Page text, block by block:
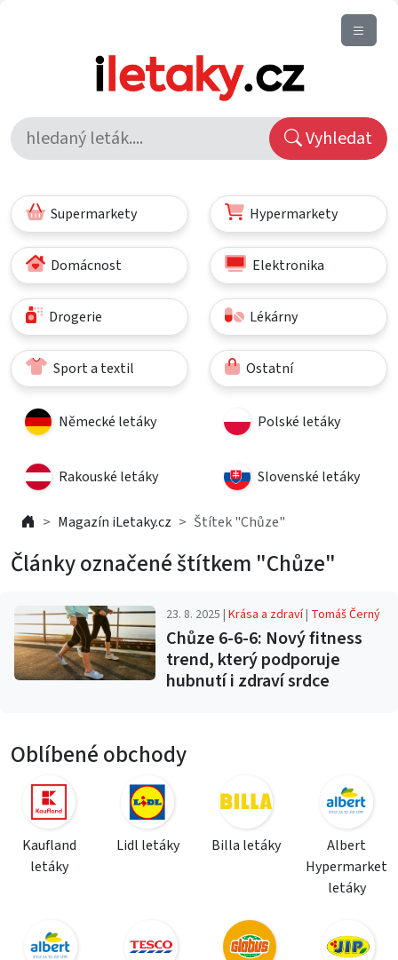
Vyhledat
Supermarkety Hypermarkety
Domácnost Elektronika
Drogerie Lékárny
Sport a textil Ostatní
Německé letáky Polské letáky
Rakouské letáky Slovenské letáky
Magazín iLetaky.cz Štítek "Chůze"
Články označené štítkem "Chůze"
23. 8. 2025 |Krása a zdraví| Tomáš Černý
Chůze 6-6-6: Nový fitness
trend, který podporuje
hubnutí i zdraví srdce
Oblíbené obchody
Kaufland
letáky
Lidl letáky Billa letáky
Albert
Hypermarket
letáky